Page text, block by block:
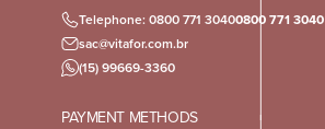
Telephone: 0800 771 30400800 771 3040
sac@vitafor.com.br
(15) 99669-3360
PAYMENT METHODS